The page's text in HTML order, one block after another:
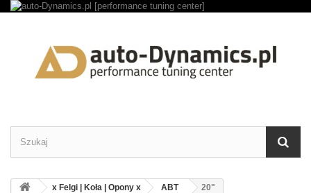
x Felgi | Koła | Opony x ABT 20"